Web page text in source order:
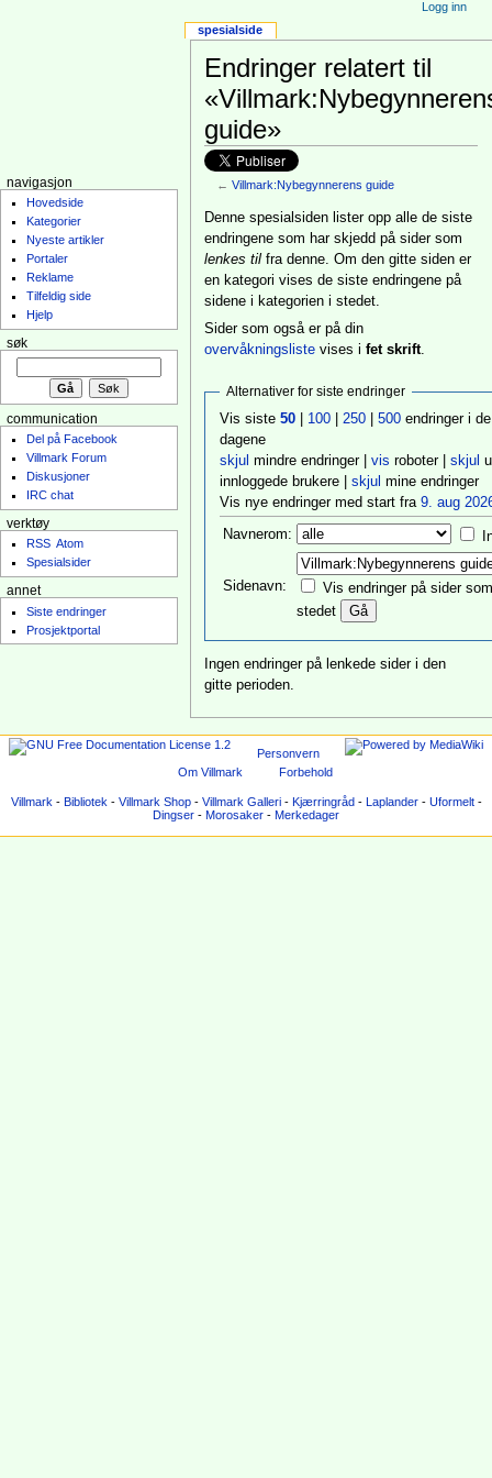
Endringer relatert til
guide»
←Villmark:Nybegynnerens guide
Denne spesialsiden lister opp alle de siste
endringene som har skjedd på sider som
lenkes til fra denne. Om den gitte siden er
en kategori vises de siste endringene på
sidene i kategorien i stedet.
Sider som også er på din
overvåkningsliste vises ifet skrift.
Alternativer for siste endringer
Vis siste50 100 |250 |500 endringer i
dagene
skjul mindre endringer |vis roboter |skjul
innloggede brukere |skjul mine endringer
Vis nye endringer med start fra9. aug
Navnerom:
Sidenavn:
Vis endringer på sider
stedet
Ingen endringer på lenkede sider i den
gitte perioden.
spesialside
Logg inn
navigasjon
Hovedside
Kategorier
Nyeste artikler
Portaler
Reklame
Tilfeldig side
Hjelp
søk
communication
Del på Facebook
Villmark Forum
Diskusjoner
IRC chat
verktøy
RSS Atom
Spesialsider
annet
Siste endringer
Prosjektportal
Personvern
Om Villmark
Forbehold
Villmark - Bibliotek - Villmark Shop- Villmark Galleri- Kjærringråd- Laplander- Uformelt-
Dingser - Morosaker - Merkedager